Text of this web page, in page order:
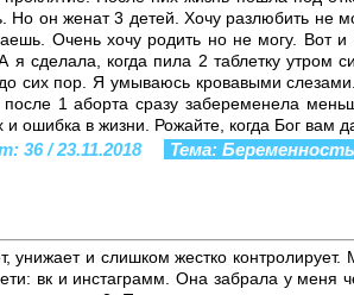
Но он женат 3 детей. Хочу разлюбить не
Очень хочу родить но не могу. Вот и
я сделала, когда пила 2 таблетку утром
сих пор. Я умываюсь кровавыми
1 аборта сразу забеременела
ошибка в жизни. Рожайте, когда Бог вам
36 / 23.11.2018 Тема: Беременность
унижает и слишком жестко
вк и инстаграмм. Она забрала у